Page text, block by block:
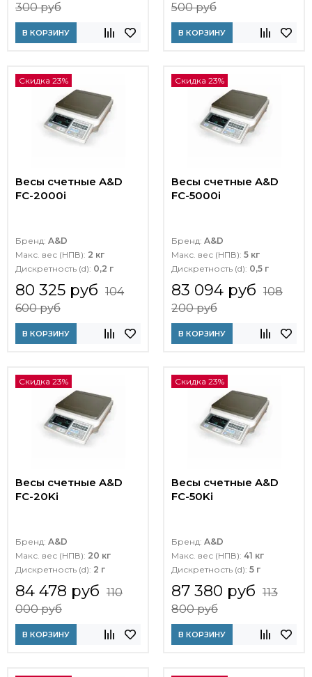
300 руб
В КОРЗИНУ
500 руб
В КОРЗИНУ
Скидка 23%
Весы счетные A&D
FC-2000i
Бренд: A&D
Макс. вес (НПВ): 2 кг
Дискретность (d): 0,2 г
80 325 руб 104
600 руб
В КОРЗИНУ
Скидка 23%
Весы счетные A&D
FC-5000i
Бренд: A&D
Макс. вес (НПВ): 5 кг
Дискретность (d): 0,5 г
83 094 руб 108
200 руб
В КОРЗИНУ
Скидка 23%
Весы счетные A&D
FC-20Ki
Бренд: A&D
Макс. вес (НПВ): 20 кг
Дискретность (d): 2 г
84 478 руб 110
000 руб
В КОРЗИНУ
Скидка 23%
Весы счетные A&D
FC-50Ki
Бренд: A&D
Макс. вес (НПВ): 41 кг
Дискретность (d): 5 г
87 380 руб 113
800 руб
В КОРЗИНУ